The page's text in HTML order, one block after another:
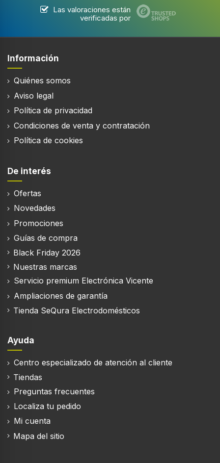
Las valoraciones están
verificadas por
Información
Quiénes somos
Aviso legal
Política de privacidad
Condiciones de venta y contratación
Política de cookies
De interés
Ofertas
Novedades
Promociones
Guías de compra
Black Friday 2026
Nuestras marcas
Servicio premium Electrónica Vicente
Ampliaciones de garantía
Tienda SeQura Electrodomésticos
Ayuda
Centro especializado de atención al cliente
Tiendas
Preguntas frecuentes
Localiza tu pedido
Mi cuenta
Mapa del sitio